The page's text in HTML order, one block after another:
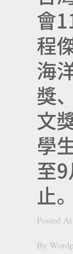
會
程
海
獎
文
學
至
止。
Posted
By